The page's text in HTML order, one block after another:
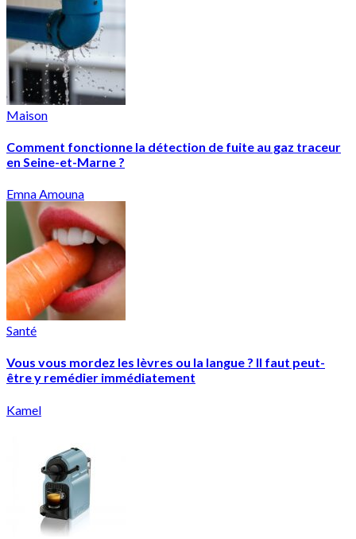
Maison
Comment fonctionne la détection de fuite au gaz traceur
en Seine-et-Marne ?
Emna Amouna
Santé
Vous vous mordez les lèvres ou la langue ? Il faut peut-
être y remédier immédiatement
Kamel